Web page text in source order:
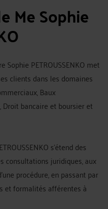
Me Sophie
Sophie PETROUSSENKO met
clients dans les domaines
Baux
bancaire et boursier et
s'étend des
consultations juridiques, aux
procédure, en passant par
et formalités afférentes à